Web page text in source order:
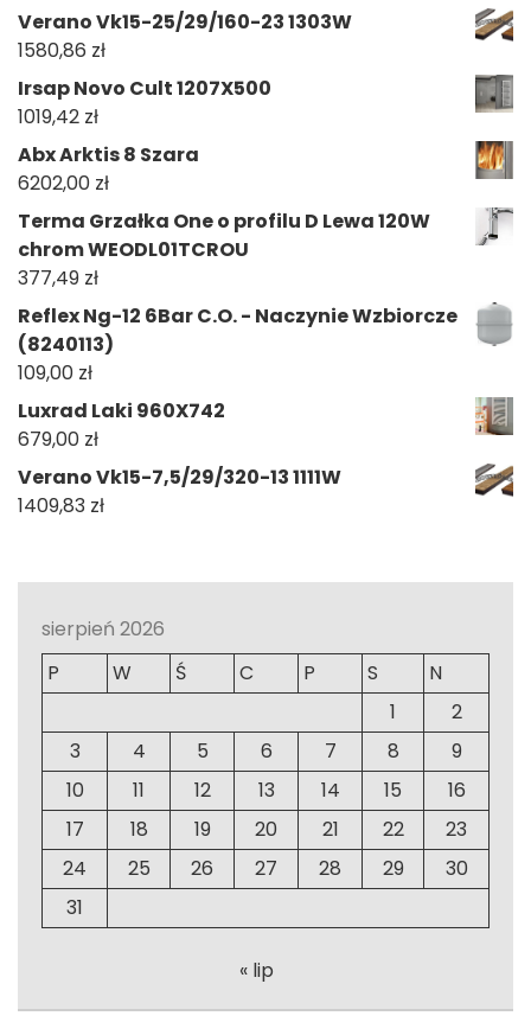
Verano Vk15-25/29/160-23 1303W
1580,86 zł
Irsap Novo Cult 1207X500
1019,42 zł
Abx Arktis 8 Szara
6202,00 zł
Terma Grzałka One o profilu D Lewa 120W
chrom WEODL01TCROU
377,49 zł
Reflex Ng-12 6Bar C.O. - Naczynie Wzbiorcze
(8240113)
109,00 zł
Luxrad Laki 960X742
679,00 zł
Verano Vk15-7,5/29/320-13 1111W
1409,83 zł
sierpień 2026
P
W Ś C P S
N
1
2
3
4 5 6 7 8
9
10
11 12 13 14 15
16
17
18 19 20 21 22
23
24
25 26 27 28 29
30
31
« lip